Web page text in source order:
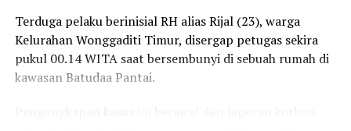
mengancam ruang hidup nelayan serta petani lokal.
Rencana konsultasi publik PT CBM diprediksi bakal
mendapat perlawanan ketat dari koalisi masyarakat sipil
Terduga pelaku berinisial RH alias Rijal (23), warga
Kelurahan Wonggaditi Timur, disergap petugas sekira
pukul 00.14 WITA saat bersembunyi di sebuah rumah di
kawasan Batudaa Pantai.